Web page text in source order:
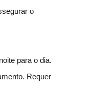
o
para o dia.
Requer